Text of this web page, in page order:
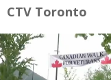
CTV Toronto